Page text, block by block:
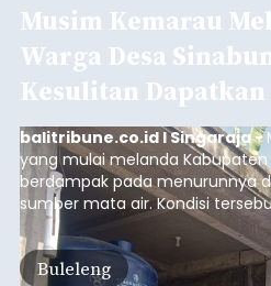
Musim Kemarau
Warga Desa
Kesulitan
balitribune.co.id I Singaraja -
yang mulai melanda Kabupaten
berdampak pada menurunnya
sumber mata air. Kondisi
warga di beberapa desa mulai
kesulitan mendapatkan air
untuk memenuhi kebutuhan
Buleleng